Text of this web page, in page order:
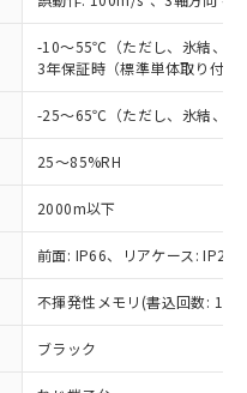
-10～55℃（ただし、氷結、結
3年保証時（標準単体取り付
-25～65℃（ただし、氷結、結
25～85%RH
2000m以下
前面: IP66、リアケース: IP20
不揮発性メモリ(書込回数: 100
ブラック
扱商品の中には、
となる商品もある
い。
価格照会結果は、
時点での社内デー
ものであり、閲
際の在庫および標
があることをご
び標準価格はお客
はお客様担当のオ
店・当社販売員に
売店や当社販売拠
品です。
含有部品として
した場合などや
以下、 カド
、ポリ臭化ビフェニル
以下、フタル酸ブチ
下、フタル酸ジブチル
酸ジイソブチル
よび制御機器に対する
いては閾値を超える意
います。
します。
率が中国RoHSの
示します。
販売部門へお問
：
、 Cd(カドミウ
PBBs(ポリ臭化ビフェ
臭化ジフェニルエーテ
、 DIBP(フタル酸ジ
タル酸ブチルベンジ
製品のうち、外国
法に定める商品
という）を輸出
る場合は、日本
たは役務取引許
必要な手続きを
棄する場合は、完
違法に輸出されな
講じます。
核兵器、ミサイ
器またはその他
造装置等に一切
庫あり
ないが在庫あり
在庫状況につ
お取引先、ま